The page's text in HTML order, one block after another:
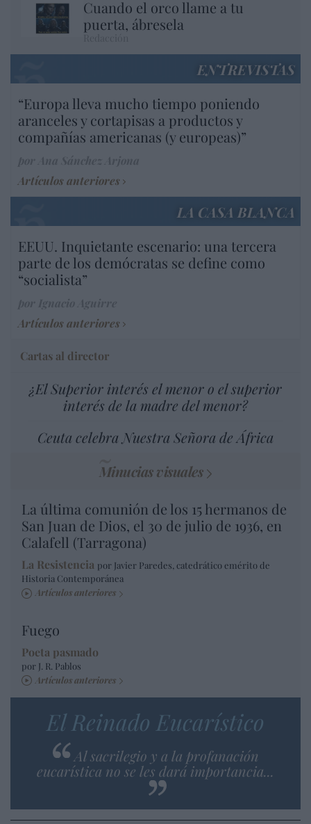
Cuando el orco llame a tu
puerta, ábresela
ENTREVISTAS
“Europa lleva mucho tiempo poniendo
aranceles y cortapisas a productos y
compañías americanas (y europeas)”
Artículos anteriores
LA CASA BLANCA
EEUU. Inquietante escenario: una tercera
parte de los demócratas se define como
“socialista”
Artículos anteriores
Cartas al director
¿El Superior interés el menor o el superior
interés de la madre del menor?
Ceuta celebra Nuestra Señora de África
Minucias visuales
La última comunión de los 15 hermanos de
San Juan de Dios, el 30 de julio de 1936, en
Calafell (Tarragona)
La Resistencia por Javier Paredes, catedrático emérito de
Historia Contemporánea
Artículos anteriores
Fuego
Poeta pasmado
por J. R. Pablos
Artículos anteriores
El Reinado Eucarístico
Al sacrilegio y a la profanación
eucarística no se les dará importancia...